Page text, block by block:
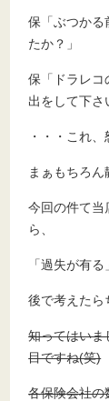
保「ぶつかる
たか？」
保「ドラレコ
出をして下さ
・・・これ
まぁもちろ
今回の件て当
ら、
「過失が有
後で考えたら
知ってはいま
目ですね(笑)
各保険会社の